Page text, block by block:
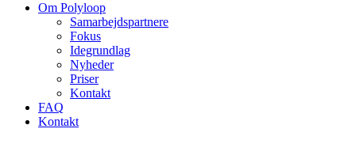
Om Polyloop
Samarbejdspartnere
Fokus
Idegrundlag
Nyheder
Priser
Kontakt
FAQ
Kontakt